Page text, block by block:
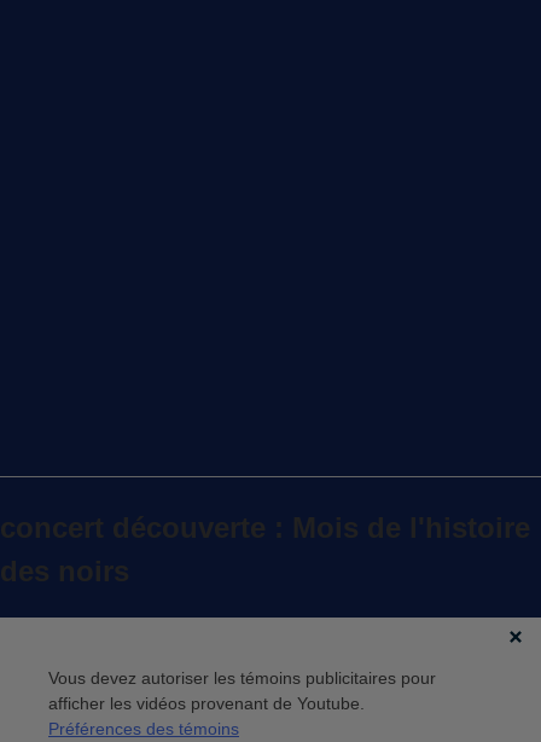
concert découverte : Mois de l'histoire
des noirs
Vous devez autoriser les témoins publicitaires pour
afficher les vidéos provenant de Youtube.
Préférences des témoins